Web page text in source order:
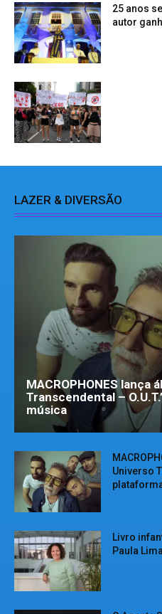
25 anos
autor
LAZER & DIVERSÃO
MACROPHONES lança
Transcendental –
música
Universo
Livro
Paula